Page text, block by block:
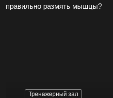
правильно размять мышцы?
Тренажерный зал